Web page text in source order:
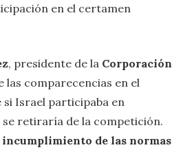
en el certamen
, presidente de la Corporación
las comparecencias en el
si Israel participaba en
se retiraría de la competición.
incumplimiento de las normas